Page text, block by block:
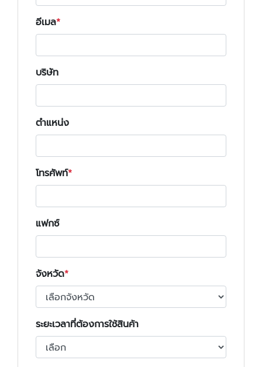
อีเมล
บริษัท
ตำแหน่ง
โทรศัพท์
แฟกซ์
จังหวัด
ระยะเวลาที่ต้องการใช้สินค้า